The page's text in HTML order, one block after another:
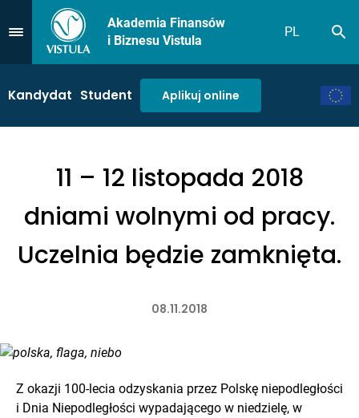
Przejdź do Menu
Akademia Finansów
i Biznesu Vistula
PL
Kandydat Student Aplikuj online
11 – 12 listopada 2018
dniami wolnymi od pracy.
Uczelnia będzie zamknięta.
08.11.2018
Z okazji 100-lecia odzyskania przez Polskę niepodległości
i Dnia Niepodległości wypadającego w niedzielę, w